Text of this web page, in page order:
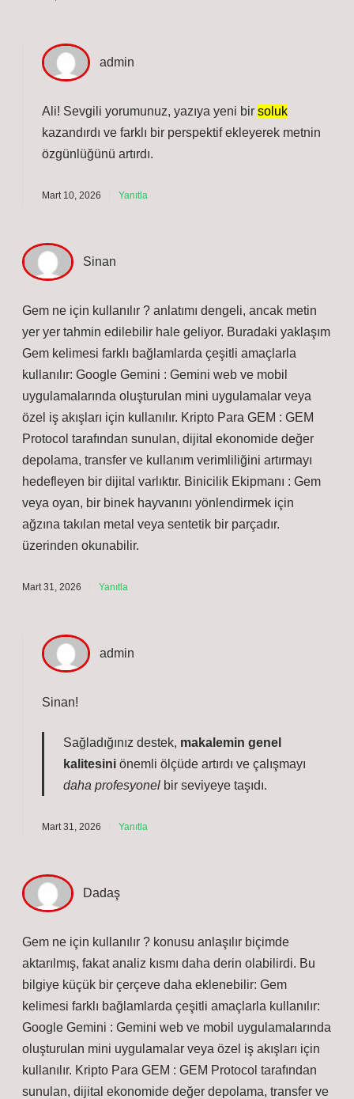
Ali! Sevgili yorumunuz, yazıya yeni bir soluk
kazandırdı ve farklı bir perspektif ekleyerek metnin
özgünlüğünü artırdı.
Mart 10, 2026 Yanıtla
Gem ne için kullanılır ? anlatımı dengeli, ancak metin
yer yer tahmin edilebilir hale geliyor. Buradaki yaklaşım
Gem kelimesi farklı bağlamlarda çeşitli amaçlarla
kullanılır: Google Gemini : Gemini web ve mobil
uygulamalarında oluşturulan mini uygulamalar veya
özel iş akışları için kullanılır. Kripto Para GEM : GEM
Protocol tarafından sunulan, dijital ekonomide değer
depolama, transfer ve kullanım verimliliğini artırmayı
hedefleyen bir dijital varlıktır. Binicilik Ekipmanı : Gem
veya oyan, bir binek hayvanını yönlendirmek için
ağzına takılan metal veya sentetik bir parçadır.
üzerinden okunabilir.
Mart 31, 2026 Yanıtla
Sinan!
Sağladığınız destek, makalemin genel
kalitesini önemli ölçüde artırdı ve çalışmayı
daha profesyonel bir seviyeye taşıdı.
Mart 31, 2026 Yanıtla
Gem ne için kullanılır ? konusu anlaşılır biçimde
aktarılmış, fakat analiz kısmı daha derin olabilirdi. Bu
bilgiye küçük bir çerçeve daha eklenebilir: Gem
kelimesi farklı bağlamlarda çeşitli amaçlarla kullanılır:
Google Gemini : Gemini web ve mobil uygulamalarında
oluşturulan mini uygulamalar veya özel iş akışları için
kullanılır. Kripto Para GEM : GEM Protocol tarafından
sunulan, dijital ekonomide değer depolama, transfer ve